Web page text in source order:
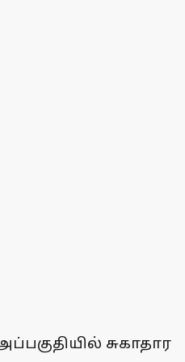
சுகாதார